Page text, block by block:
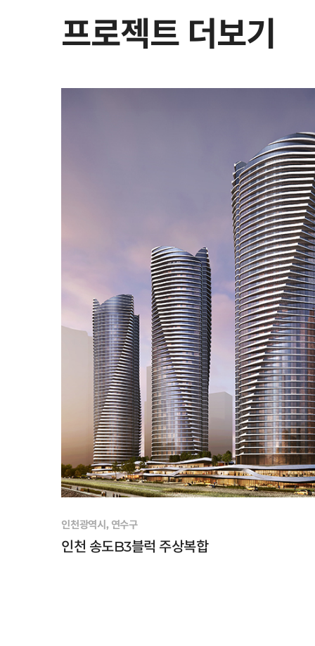
프로젝트 더보기
인천광역시, 연수구
인천 송도B3블럭 주상복합